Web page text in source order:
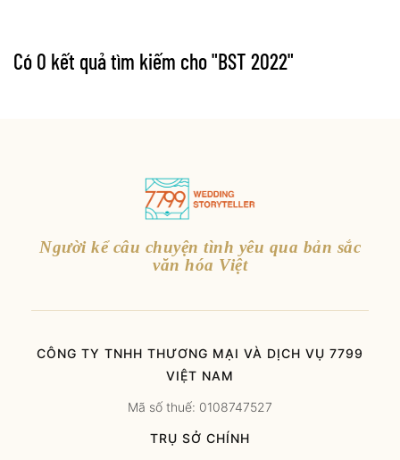
Có 0 kết quả tìm kiếm cho "BST 2022"
Người kể câu chuyện tình yêu qua bản sắc
văn hóa Việt
CÔNG TY TNHH THƯƠNG MẠI VÀ DỊCH VỤ 7799
VIỆT NAM
Mã số thuế: 0108747527
TRỤ SỞ CHÍNH